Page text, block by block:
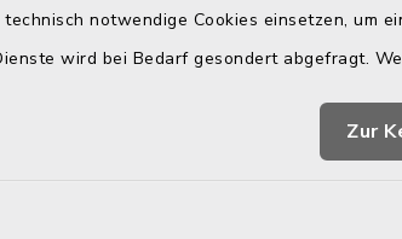
notwendige Cookies einsetzen, um
wird bei Bedarf gesondert abgefragt.
Zur
15.00 - 17.00 Uhr
sowie nach Vereinbarung